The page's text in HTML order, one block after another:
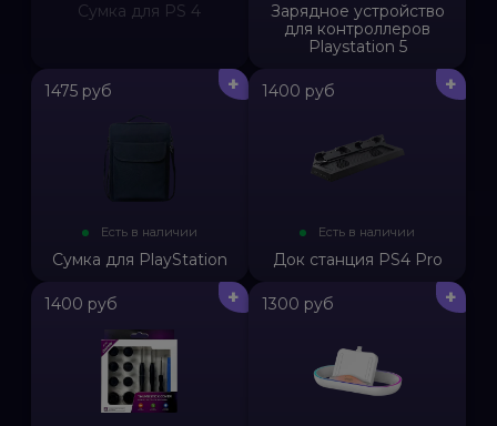
Сумка для PS 4
Зарядное устройство
для контроллеров
Playstation 5
+
1475 руб
Есть в наличии
Сумка для PlayStation
+
1400 руб
Есть в наличии
Док станция PS4 Pro
+
1400 руб +
1300 руб